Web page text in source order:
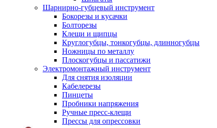
Шарнирно-губцевый инструмент
Бокорезы и кусачки
Болторезы
Клещи и щипцы
Круглогубцы, тонкогубцы, длинногубцы
Ножницы по металлу
Плоскогубцы и пассатижи
Электромонтажный инструмент
Для снятия изоляции
Кабелерезы
Пинцеты
Пробники напряжения
Ручные пресс-клещи
Прессы для опрессовки